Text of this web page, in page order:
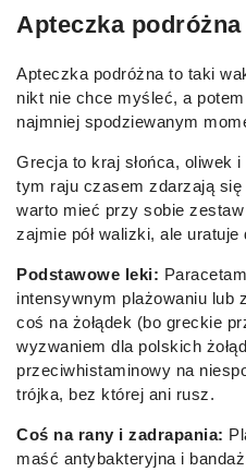
Apteczka podróżna
Apteczka podróżna to taki
nikt nie chce myśleć, a
najmniej spodziewanym
Grecja to kraj słońca, oliwek
tym raju czasem zdarzają
warto mieć przy sobie
zajmie pół walizki, ale uratuje
Podstawowe leki:
intensywnym plażowaniu lub
coś na żołądek (bo greckie
wyzwaniem dla polskich
przeciwhistaminowy na
trójka, bez której ani rusz.
Coś na rany i zadrapania:
maść antybakteryjna i